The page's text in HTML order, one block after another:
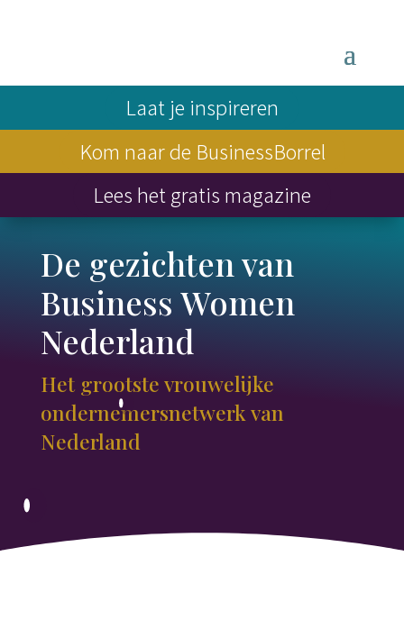
Laat je inspireren
Kom naar de BusinessBorrel
Lees het gratis magazine
De gezichten van
Business Women
Nederland
Het grootste vrouwelijke
ondernemersnetwerk van
Nederland